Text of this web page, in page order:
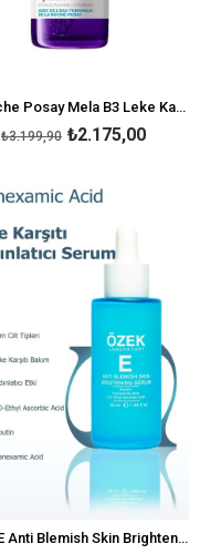
La Roche Posay Mela B3 Leke Karşıtı Serum 30 ml
₺2.175,00
₺3.199,90
Özek E Anti Blemish Skin Brightening Serum 50 ml